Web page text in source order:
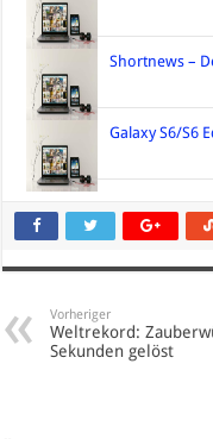
Shortnews –
Galaxy S6/S6
Vorheriger
Weltrekord:
Sekunden gelöst